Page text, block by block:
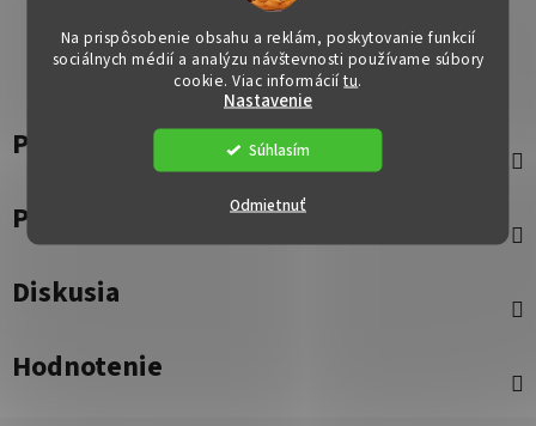
Na prispôsobenie obsahu a reklám, poskytovanie funkcií
sociálnych médií a analýzu návštevnosti používame súbory
cookie. Viac informáciítu.
Nastavenie
Odmietnuť
Súhlasím
Popis
Parametre
Diskusia
Hodnotenie